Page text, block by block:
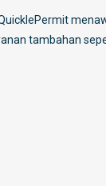
tambahan